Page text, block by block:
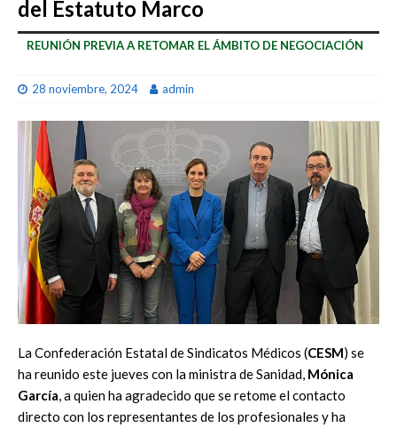
del Estatuto Marco
REUNIÓN PREVIA A RETOMAR EL ÁMBITO DE NEGOCIACIÓN
28 noviembre, 2024 admin
La Confederación Estatal de Sindicatos Médicos (CESM) se
ha reunido este jueves con la ministra de Sanidad, Mónica
García, a quien ha agradecido que se retome el contacto
directo con los representantes de los profesionales y ha